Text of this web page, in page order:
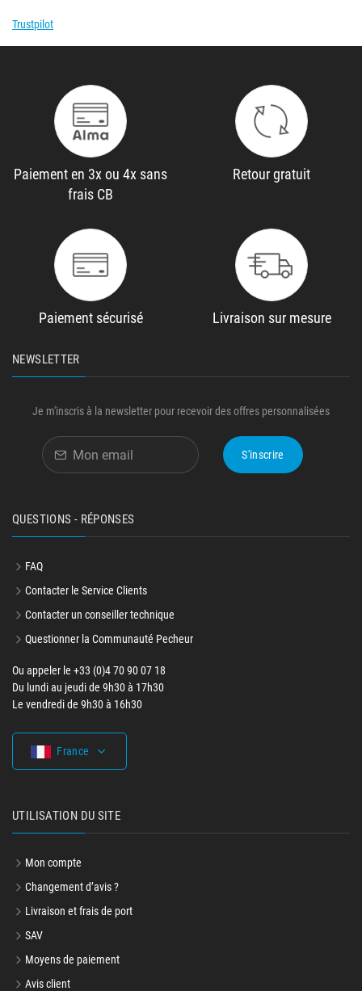
Trustpilot
Paiement en 3x ou 4x sans
frais CB
Retour gratuit
Paiement sécurisé Livraison sur mesure
NEWSLETTER
Je m'inscris à la newsletter pour recevoir des offres personnalisées
S'inscrire
QUESTIONS - RÉPONSES
FAQ
Contacter le Service Clients
Contacter un conseiller technique
Questionner la Communauté Pecheur
Ou appeler le +33 (0)4 70 90 07 18
Du lundi au jeudi de 9h30 à 17h30
Le vendredi de 9h30 à 16h30
France
UTILISATION DU SITE
Mon compte
Changement d’avis ?
Livraison et frais de port
SAV
Moyens de paiement
Avis client